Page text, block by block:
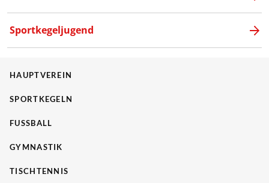
Sportkegeljugend
HAUPTVEREIN
SPORTKEGELN
FUSSBALL
GYMNASTIK
TISCHTENNIS